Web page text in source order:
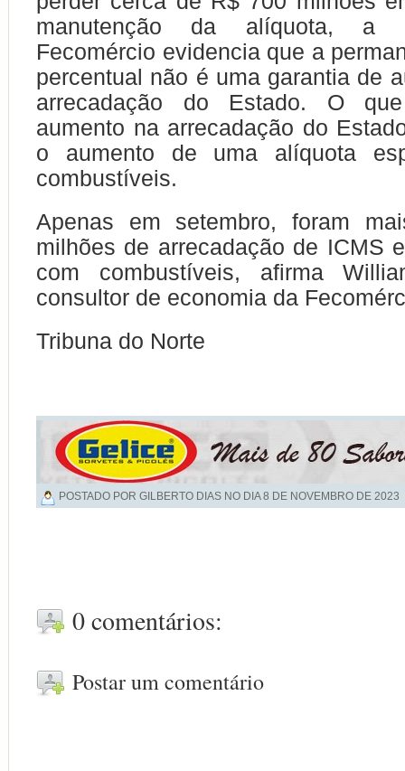
manutenção da alíquota, a
Fecomércio evidencia que a
percentual não é uma garantia de
arrecadação do Estado. O
aumento na arrecadação do
o aumento de uma alíquota
combustíveis.
Apenas em setembro, foram
milhões de arrecadação de ICMS
com combustíveis, afirma
consultor de economia da
Tribuna do Norte
POSTADO POR GILBERTO DIAS NO DIA8 DE NOVEMBRO DE 2023
0 comentários:
Postar um comentário